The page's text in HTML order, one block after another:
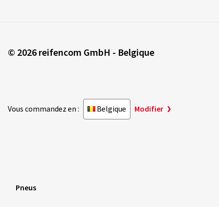
© 2026 reifencom GmbH - Belgique
Vous commandez en : Belgique Modifier
Pneus